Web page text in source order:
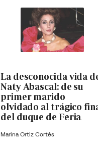
La desconocida vida
Naty Abascal: de su
primer marido
olvidado al trágico
del duque de Feria
Marina Ortiz Cortés